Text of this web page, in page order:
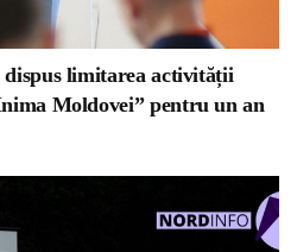
limitarea activității
Moldovei” pentru un an